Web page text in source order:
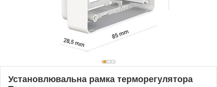
Установлювальна рамка терморегулятора